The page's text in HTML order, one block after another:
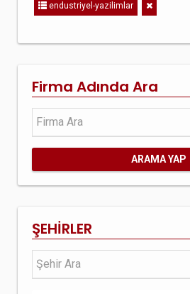
endustriyel-yazilimlar
Firma Adında Ara
ARAMA YAP
ŞEHİRLER